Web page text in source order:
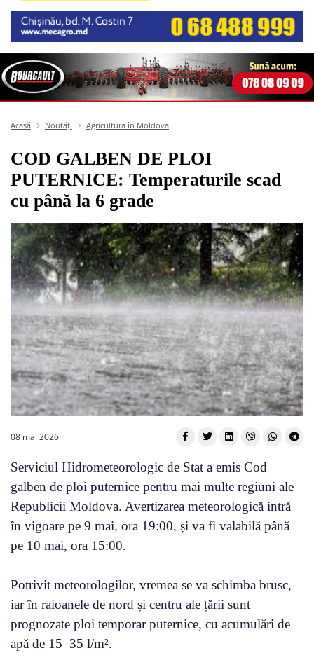
Acasă Noutăți Agricultura în Moldova
COD GALBEN DE PLOI
PUTERNICE: Temperaturile scad
cu până la 6 grade
08 mai 2026
Serviciul Hidrometeorologic de Stat a emis Cod
galben de ploi puternice pentru mai multe regiuni ale
Republicii Moldova. Avertizarea meteorologică intră
în vigoare pe 9 mai, ora 19:00, și va fi valabilă până
pe 10 mai, ora 15:00.
Potrivit meteorologilor, vremea se va schimba brusc,
iar în raioanele de nord și centru ale țării sunt
prognozate ploi temporar puternice, cu acumulări de
apă de 15–35 l/m².